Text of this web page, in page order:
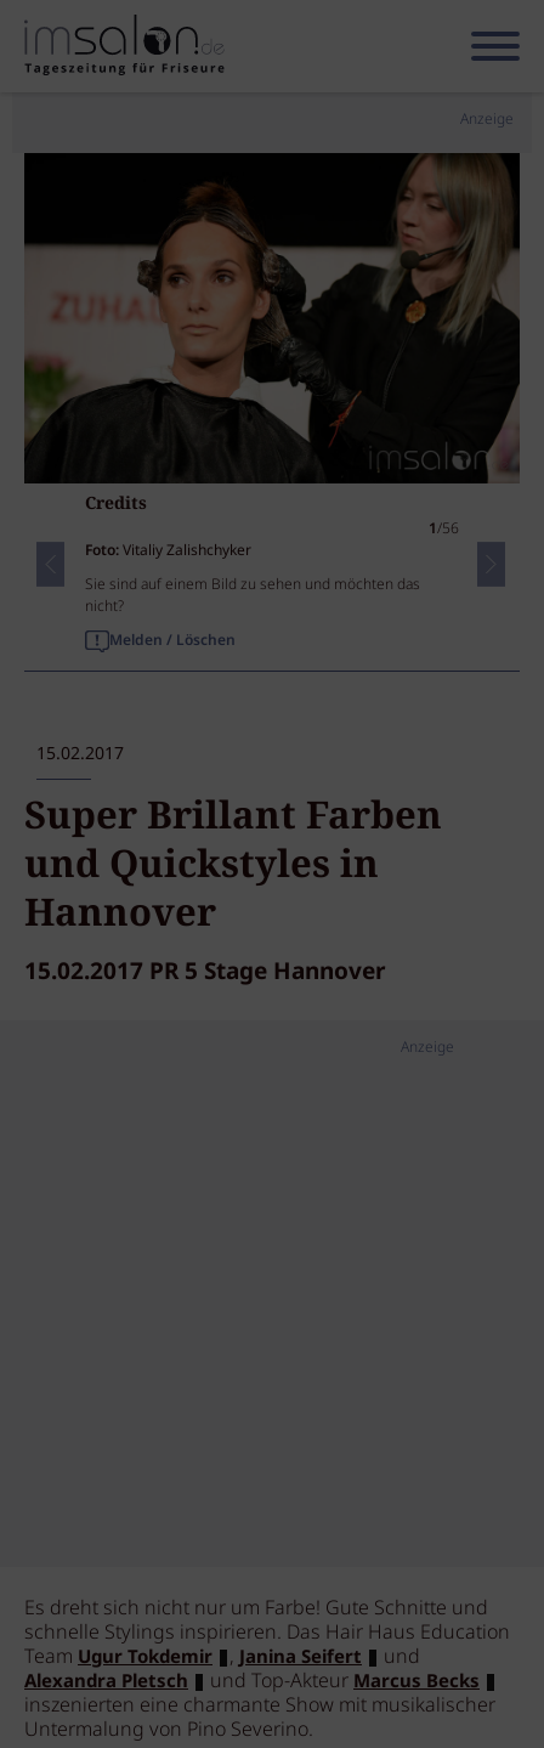
Anzeige
Credits
1/56
Foto:Vitaliy Zalishchyker
Sie sind auf einem Bild zu sehen und möchten das
nicht?
Melden / Löschen
15.02.2017
Super Brillant Farben
und Quickstyles in
Hannover
15.02.2017 PR 5 Stage Hannover
Anzeige
Es dreht sich nicht nur um Farbe! Gute Schnitte und
schnelle Stylings inspirieren. Das Hair Haus Education
Team Ugur Tokdemir ,Janina Seifert und
Alexandra Pletsch und Top-AkteurMarcus Becks
inszenierten eine charmante Show mit musikalischer
Untermalung von Pino Severino.